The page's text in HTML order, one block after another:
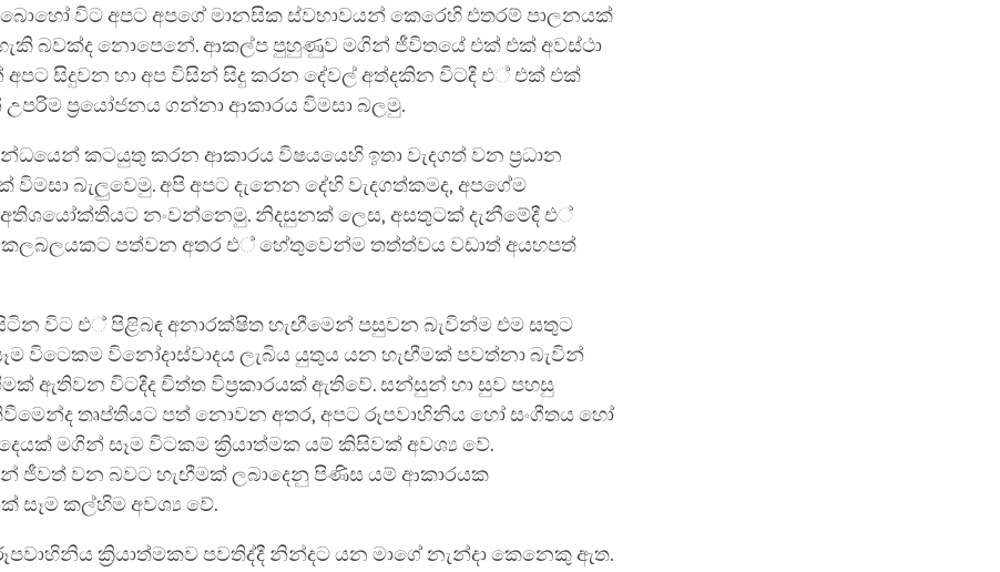
විට අපට අපගේ මානසික ස්වභාවයන් කෙරෙහි එතරම් පාලනයක්
බවක්ද නොපෙනේ. ආකල්ප පුහුණුව මගින් ජීවිතයේ එක් එක් අවස්ථා
සිදුවන හා අප විසින් සිදු කරන දේවල් අත්දකින විටදී එ් එක් එක්
උපරිම ප්‍රයෝජනය ගන්නා ආකාරය විමසා බලමු.
කටයුතු කරන ආකාරය විෂයයෙහි ඉතා වැදගත් වන ප්‍රධාන
බැලුවෙමු. අපි අපට දැනෙන දේහි වැදගත්කමද, අපගේම
අතිශයෝක්තියට නංවන්නෙමු. නිදසුනක් ලෙස, අසතුටක් දැනීමේදී එ්
කලබලයකට පත්වන අතර එ් හේතුවෙන්ම තත්ත්වය වඩාත් අයහපත්
විට එ් පිළිබඳ අනාරක්ෂිත හැඟීමෙන් පසුවන බැවින්ම එම සතුට
විටෙකම විනෝදාස්වාදය ලැබිය යුතුය යන හැඟීමක් පවත්නා බැවින්
ඇතිවන විටදීද චිත්ත විප්‍රකාරයක් ඇතිවේ. සන්සුන් හා සුව පහසු
තෘප්තියට පත් නොවන අතර, අපට රූපවාහිනිය හෝ සංගීතය හෝ
මගින් සෑම විටකම ක්‍රියාත්මක යම් කිසිවක් අවශ්‍ය වේ.
ජීවත් වන බවට හැඟීමක් ලබාදෙනු පිණිස යම් ආකාරයක
සෑම කල්හිම අවශ්‍ය වේ.
ක්‍රියාත්මකව පවතිද්දී නින්දට යන මාගේ නැන්දා කෙනෙකු ඇත.